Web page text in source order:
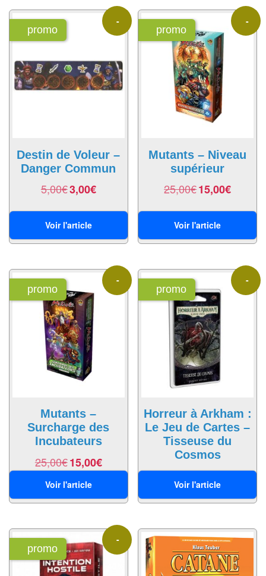
anglais
Livres
français
Jeux
société
Jeux
cartes
Collectionner
(TCG)
Classiques
Pour
famille
Pour
initiés
Pour
les
experts
-
Destin de Voleur –
Danger Commun
promo
5,00€3,00€
Voir l'article
-
Mutants – Niveau
supérieur
promo
25,00€15,00€
Voir l'article
-
Mutants –
Surcharge des
Incubateurs
promo
25,00€15,00€
Voir l'article
-
Horreur à Arkham :
Le Jeu de Cartes –
Tisseuse du
Cosmos
promo
15,00€
Voir l'article
-
promo